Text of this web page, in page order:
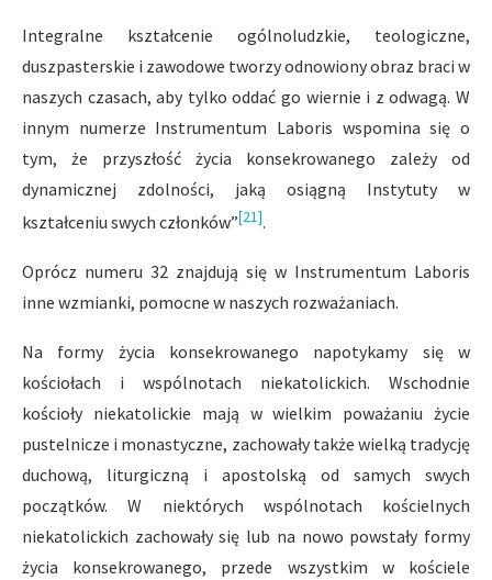
Integralne kształcenie ogólnoludzkie, teologiczne,
duszpasterskie i zawodowe tworzy odnowiony obraz braci w
naszych czasach, aby tylko oddać go wiernie i z odwagą. W
innym numerze Instrumentum Laboris wspomina się o
tym, że przyszłość życia konsekrowanego zależy od
dynamicznej zdolności, jaką osiągną Instytuty w
kształceniu swych członków”[21].
Oprócz numeru 32 znajdują się w Instrumentum Laboris
inne wzmianki, pomocne w naszych rozważaniach.
Na formy życia konsekrowanego napotykamy się w
kościołach i wspólnotach niekatolickich. Wschodnie
kościoły niekatolickie mają w wielkim poważaniu życie
pustelnicze i monastyczne, zachowały także wielką tradycję
duchową, liturgiczną i apostolską od samych swych
początków. W niektórych wspólnotach kościelnych
niekatolickich zachowały się lub na nowo powstały formy
życia konsekrowanego, przede wszystkim w kościele